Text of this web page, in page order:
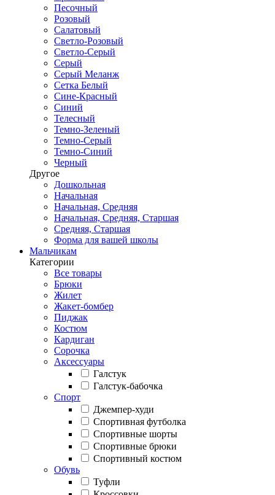
Песочный
Розовый
Салатовый
Светло-Розовый
Светло-Серый
Серый
Серый Меланж
Сетка Белый
Сине-Красный
Синий
Телесный
Темно-Зеленый
Темно-Серый
Темно-Синий
Черный
Другое
Дошкольная
Начальная
Начальная, Средняя
Начальная, Средняя, Старшая
Средняя, Старшая
Форма для вашей школы
Мальчикам
Категории
Все товары
Брюки
Жилет
Жакет-бомбер
Пиджак
Костюм
Кардиган
Сорочка
Аксессуары
Галстук
Галстук-бабочка
Спорт
Джемпер-худи
Спортивная футболка
Спортивные шорты
Спортивные брюки
Спортивный костюм
Обувь
Туфли